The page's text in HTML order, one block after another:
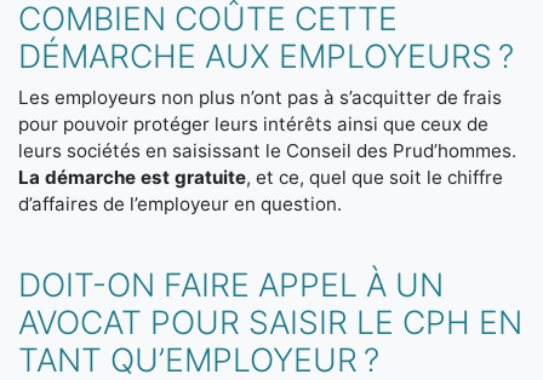
COMBIEN COÛTE CETTE
DÉMARCHE AUX EMPLOYEURS ?
Les employeurs non plus n’ont pas à s’acquitter de frais
pour pouvoir protéger leurs intérêts ainsi que ceux de
leurs sociétés en saisissant le Conseil des Prud’hommes.
La démarche est gratuite, et ce, quel que soit le chiffre
d’affaires de l’employeur en question.
DOIT-ON FAIRE APPEL À UN
AVOCAT POUR SAISIR LE CPH EN
TANT QU’EMPLOYEUR ?